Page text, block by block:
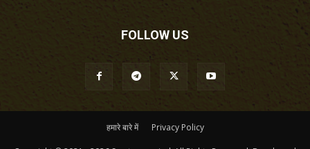
FOLLOW US
हमारे बारे में Privacy Policy